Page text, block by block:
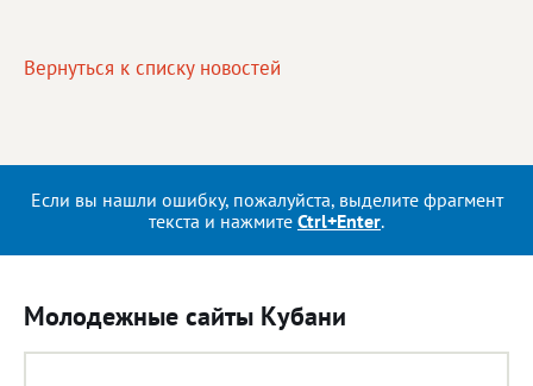
Вернуться к списку новостей
Если вы нашли ошибку, пожалуйста, выделите фрагмент
текста и нажмите Ctrl+Enter.
Молодежные сайты Кубани